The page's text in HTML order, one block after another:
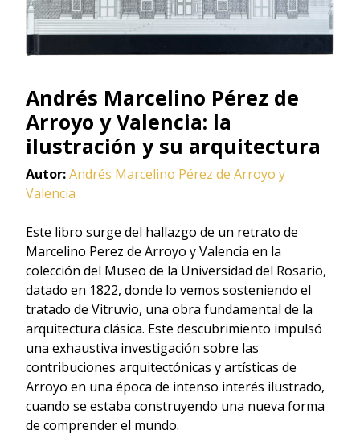
Andrés Marcelino Pérez de
Arroyo y Valencia: la
ilustración y su arquitectura
Autor:Andrés Marcelino Pérez de Arroyo y
Valencia
Este libro surge del hallazgo de un retrato de
Marcelino Perez de Arroyo y Valencia en la
colección del Museo de la Universidad del Rosario,
datado en 1822, donde lo vemos sosteniendo el
tratado de Vitruvio, una obra fundamental de la
arquitectura clásica. Este descubrimiento impulsó
una exhaustiva investigación sobre las
contribuciones arquitectónicas y artísticas de
Arroyo en una época de intenso interés ilustrado,
cuando se estaba construyendo una nueva forma
de comprender el mundo.